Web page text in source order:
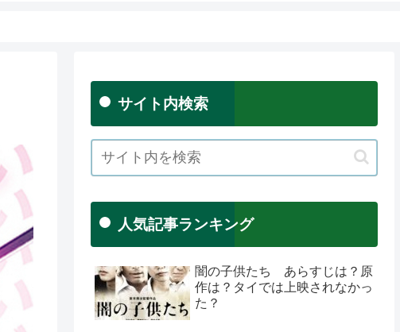
サイト内検索
人気記事ランキング
闇の子供たち あらすじは？原
作は？タイでは上映されなかっ
た？